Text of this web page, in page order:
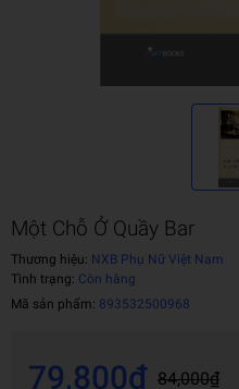
Một Chỗ Ở Quầy Bar
Thương hiệu: NXB Phụ Nữ Việt Nam
Tình trạng: Còn hàng
Mã sản phẩm: 893532500968
79,800₫ 84,000₫